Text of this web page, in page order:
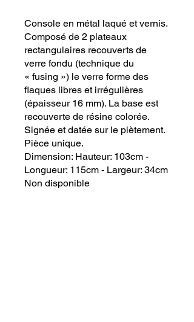
Console en métal laqué et vernis.
Composé de 2 plateaux
rectangulaires recouverts de
verre fondu (technique du
« fusing ») le verre forme des
flaques libres et irrégulières
(épaisseur 16 mm). La base est
recouverte de résine colorée.
Signée et datée sur le piètement.
Pièce unique.
Dimension: Hauteur: 103cm -
Longueur: 115cm - Largeur: 34cm
Non disponible